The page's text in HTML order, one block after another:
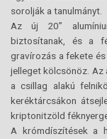
sorolják a tanulmányt.
Az új 20’’
biztosítanak, és a
gravírozás a fekete
jelleget kölcsönöz. Az
a csillag alakú
keréktárcsákon
kriptonitzöld
A krómdíszítések a